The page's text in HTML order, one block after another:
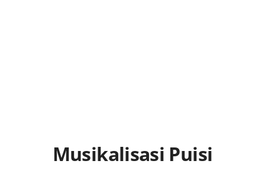
Musikalisasi Puisi